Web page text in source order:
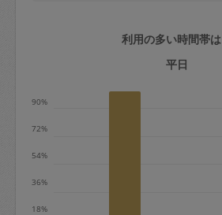
定期契約をキャンセルする
期は月2回まで隔週定期は
利用の多い時間帯は
平日
18%
36%
54%
72%
90%